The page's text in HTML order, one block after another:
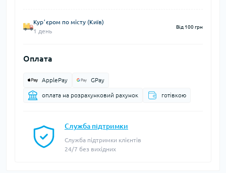
Курʼєром по місту (Київ)
1 день
Від 100 грн
Оплата
ApplePay GPay
оплата на розрахунковий рахунок готівкою
Служба підтримки
Служба підтримки клієнтів
24/7 без вихідних